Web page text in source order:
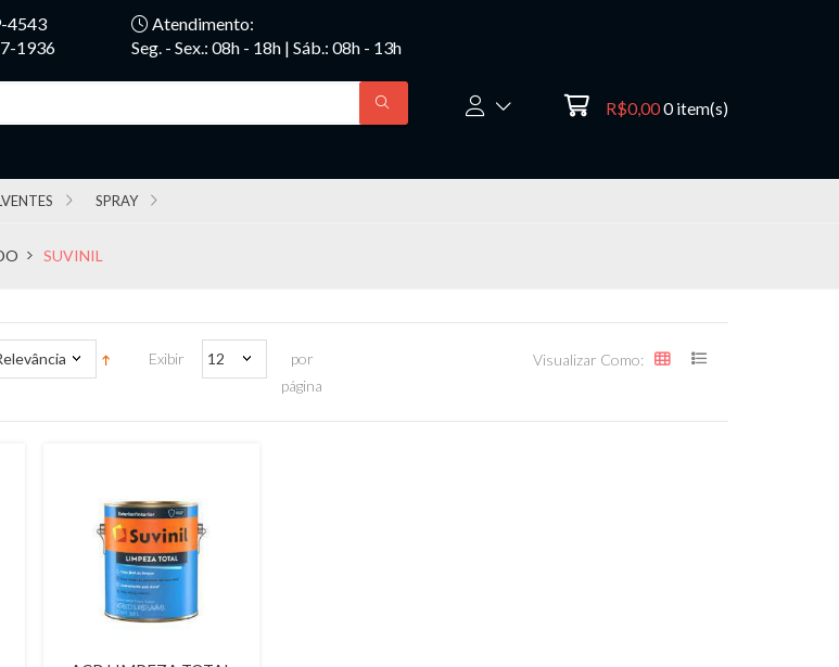
4543
1936
Atendimento:
Seg. - Sex.: 08h - 18h | Sáb.: 08h - 13h
R$0,000 item(s)
SPRAY
SUVINIL
Exibir 12
por
página
Visualizar Como:
Quickview